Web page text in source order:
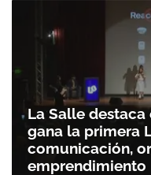
La Salle
gana la primera
comunicación,
emprendimiento